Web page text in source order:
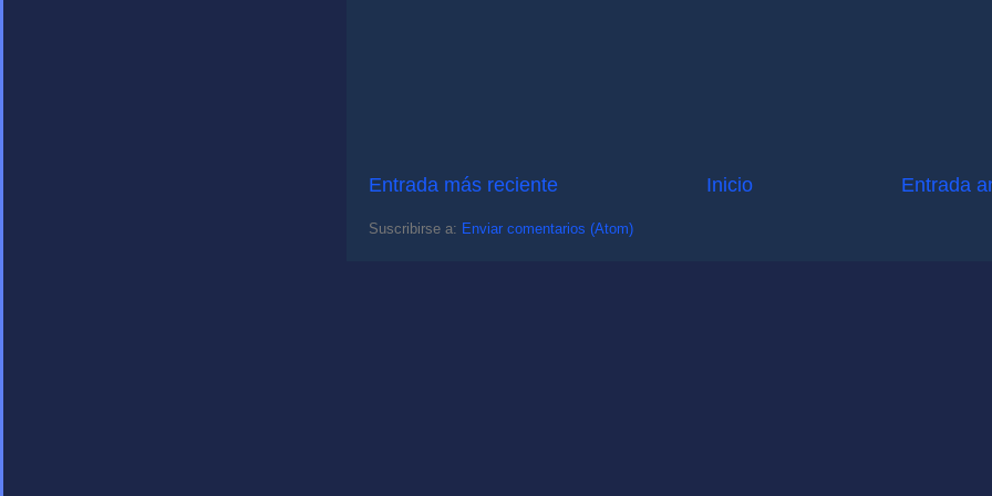
Entrada más reciente Entrada
Inicio
Suscribirse a: Enviar comentarios (Atom)